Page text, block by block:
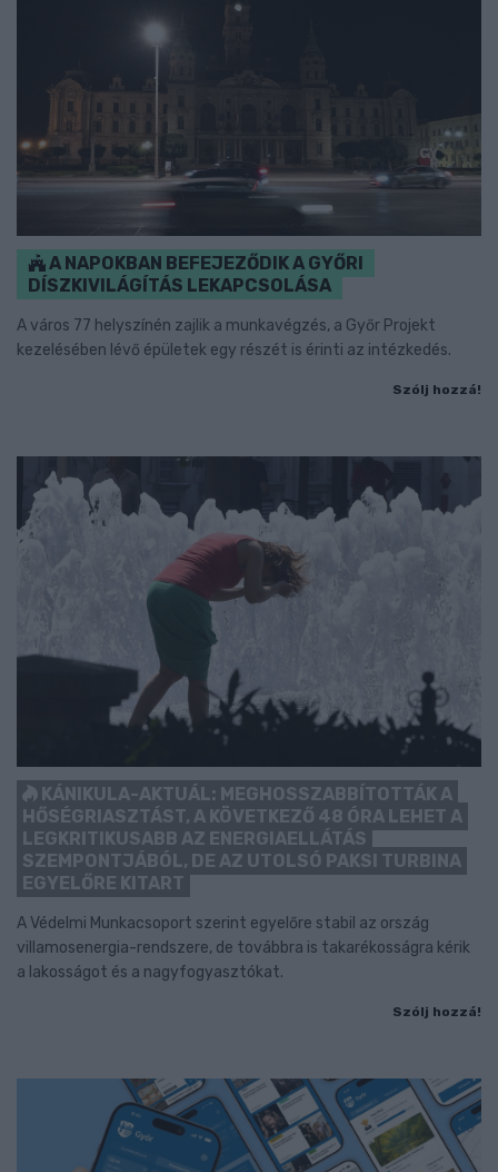
A NAPOKBAN BEFEJEZŐDIK A GYŐRI
DÍSZKIVILÁGÍTÁS LEKAPCSOLÁSA
A város 77 helyszínén zajlik a munkavégzés, a Győr Projekt
kezelésében lévő épületek egy részét is érinti az intézkedés.
Szólj hozzá!
KÁNIKULA-AKTUÁL: MEGHOSSZABBÍTOTTÁK A
HŐSÉGRIASZTÁST, A KÖVETKEZŐ 48 ÓRA LEHET A
LEGKRITIKUSABB AZ ENERGIAELLÁTÁS
SZEMPONTJÁBÓL, DE AZ UTOLSÓ PAKSI TURBINA
EGYELŐRE KITART
A Védelmi Munkacsoport szerint egyelőre stabil az ország
villamosenergia-rendszere, de továbbra is takarékosságra kérik
a lakosságot és a nagyfogyasztókat.
Szólj hozzá!